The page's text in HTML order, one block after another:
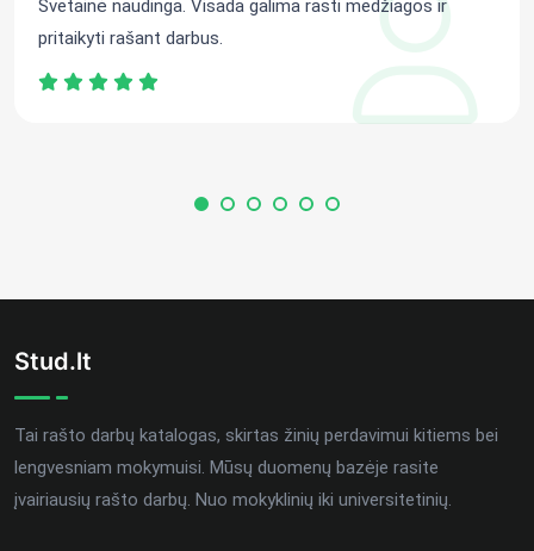
Svetainė naudinga. Visada galima rasti medžiagos ir
pritaikyti rašant darbus.
Stud.lt
Tai rašto darbų katalogas, skirtas žinių perdavimui kitiems bei
lengvesniam mokymuisi. Mūsų duomenų bazėje rasite
įvairiausių rašto darbų. Nuo mokyklinių iki universitetinių.